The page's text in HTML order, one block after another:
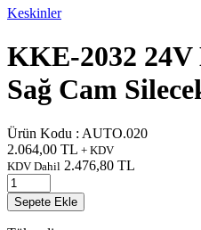
Keskinler
KKE-2032 24V
Sağ Cam
Ürün Kodu : AUTO.020
2.064,00 TL + KDV
KDV Dahil 2.476,80 TL
Sepete Ekle